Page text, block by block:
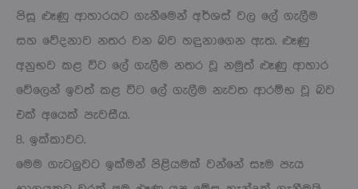
පිසූ ළූණු ආහාරයට ගැනීමෙන් අර්ශස් වල ලේ ගැලීම
සහ වේදනාව නතර වන බව හඳුනාගෙන ඇත. ළූණු
අනුභව කළ විට ලේ ගැලීම නතර වූ නමුත් ළූණු ආහාර
වේලෙන් ඉවත් කළ විට ලේ ගැලීම නැවත ආරම්භ වූ බව
එක් අයෙක් පැවසීය.
8. ඉක්කාවට.
මෙම ගැටලුවට ඉක්මන් පිළියමක් වන්නේ සෑම පැය